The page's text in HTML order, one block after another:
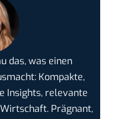
das, was einen
Kompakte,
Insights, relevante
Prägnant,